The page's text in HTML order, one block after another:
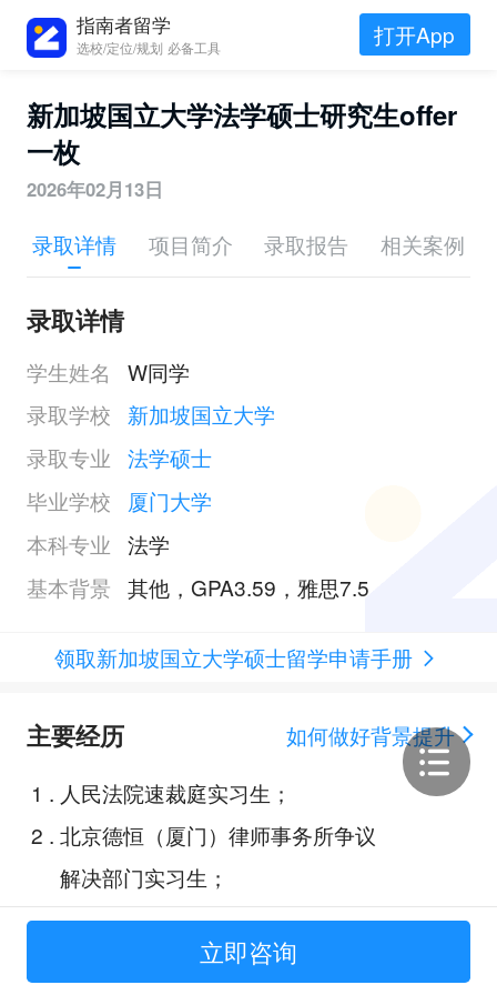
指南者留学
选校/定位/规划 必备工具 打开App
新加坡国立大学法学硕士研究生offer
一枚
2026年02月13日
录取详情 项目简介 录取报告 相关案例
录取详情
学生姓名
W同学
录取学校
新加坡国立大学
录取专业 法学硕士
毕业学校
厦门大学
本科专业 法学
基本背景 其他，GPA3.59，雅思7.5
领取新加坡国立大学硕士留学申请手册
主要经历
如何做好背景提升
1 . 人民法院速裁庭实习生；
2 . 北京德恒（厦门）律师事务所争议
解决部门实习生；
3.创新训练项目：基于大数据和算法
的超助推现象及其法律规制；
立即咨询